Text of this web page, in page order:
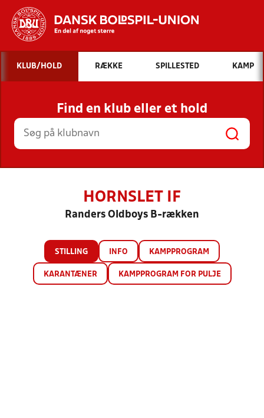
Hvad vil du søge efter?
INDHOLD OG NYHEDER
STILLINGER, RESULTATER, KLUBBER OG
HOLD
KLUB/HOLD RÆKKE SPILLESTED KAMP
Find en klub eller et hold
HORNSLET IF
Randers Oldboys B-rækken
STILLING INFO KAMPPROGRAM
KARANTÆNER KAMPPROGRAM FOR PULJE